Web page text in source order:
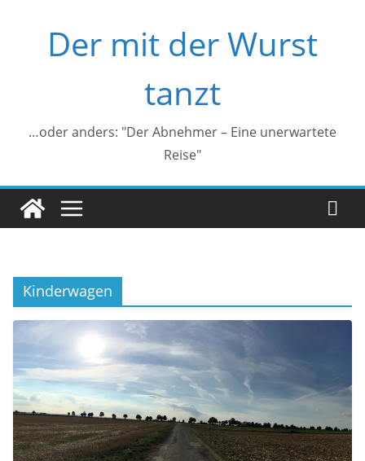
springenDer mit der Wurst
tanzt
…oder anders: "Der Abnehmer – Eine unerwartete
Reise"
Kinderwagen